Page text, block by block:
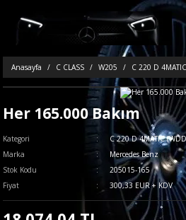
Anasayfa C CLASS W205 C 220 D
Her 165.000 Bakım
Kategori
C 220 D 4MATIC
Marka
Mercedes Benz
Stok Kodu
205015-165
Fiyat
300,33 EUR + KDV